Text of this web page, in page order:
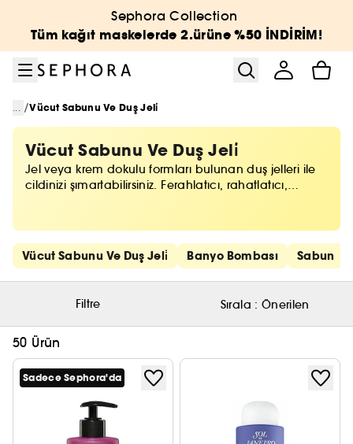
Sephora Collection
Tüm kağıt maskelerde 2.ürüne %50 İNDİRİM!
... /Vücut Sabunu Ve Duş Jeli̇
Vücut Sabunu Ve Duş Jeli̇
Jel veya krem dokulu formları bulunan duş jelleri ile
cildinizi şımartabilirsiniz. Ferahlatıcı, rahatlatıcı,
Hızlı bağlantıları atla
Vücut Sabunu Ve Duş Jeli̇ Banyo Bombası Sabun
Filtre Sırala : Önerilen
50 Ürün
Sadece Sephora'da